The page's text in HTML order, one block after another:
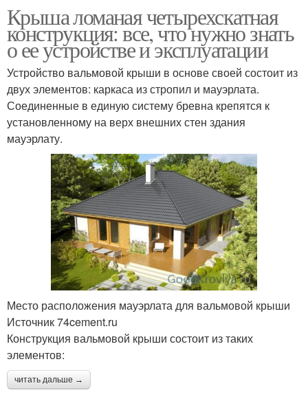
Крыша ломаная четырехскатная
конструкция: все, что нужно знать
о ее устройстве и эксплуатации
Устройство вальмовой крыши в основе своей состоит из
двух элементов: каркаса из стропил и мауэрлата.
Соединенные в единую систему бревна крепятся к
установленному на верх внешних стен здания
мауэрлату.
Место расположения мауэрлата для вальмовой крыши
Источник 74cement.ru
Конструкция вальмовой крыши состоит из таких
элементов:
читать дальше →